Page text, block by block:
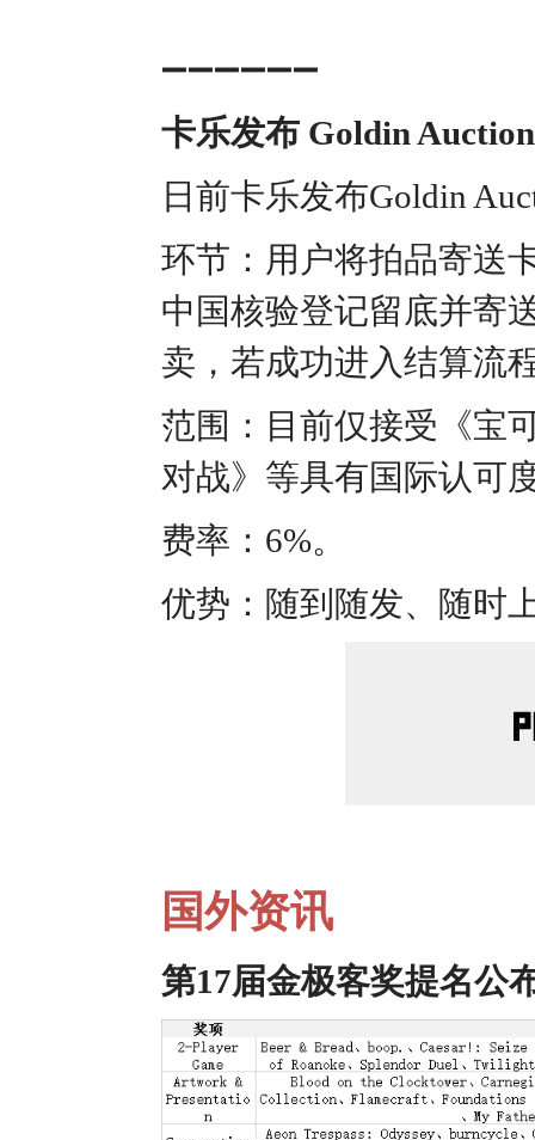
➖➖➖➖➖➖
卡乐发布 Goldin
日前卡乐发布Goldin
环节：用户将拍品寄送
中国核验登记留底并寄
卖，若成功进入结算流
范围：目前仅接受《宝
对战》等具有国际认可
费率：6%。
优势：随到随发、随时
国外资讯
第17届金极客奖提名公